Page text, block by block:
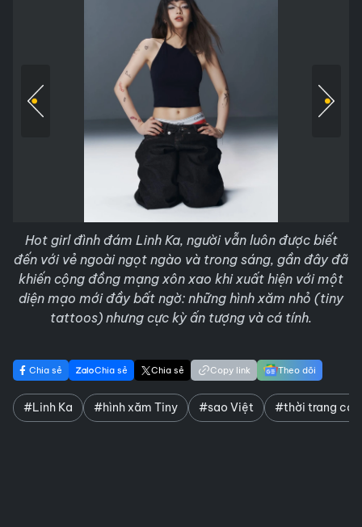
Hot girl đình đám Linh Ka, người vẫn luôn được biết
đến với vẻ ngoài ngọt ngào và trong sáng, gần đây đã
khiến cộng đồng mạng xôn xao khi xuất hiện với một
diện mạo mới đầy bất ngờ: những hình xăm nhỏ (tiny
tattoos) nhưng cực kỳ ấn tượng và cá tính.
Chia sẻ Chia sẻ Chia sẻ Copy link Theo dõi
#Linh Ka #hình xăm Tiny #sao Việt #thời trang cá